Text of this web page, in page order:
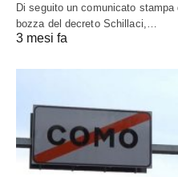
Di seguito un comunicato
bozza del decreto Schillaci,…
3 mesi fa